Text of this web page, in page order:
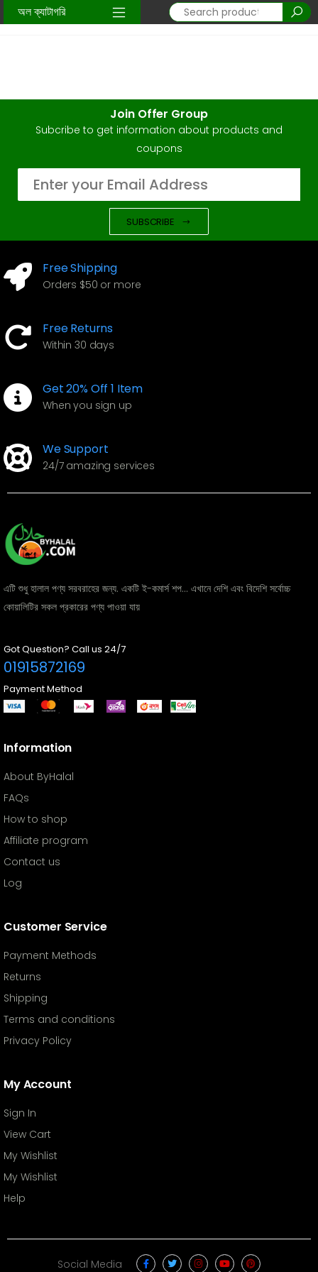
অল ক্যাটাগরি
Home Pages FAQ
Join Offer Group
Subcribe to get information about products and
coupons
SUBSCRIBE
Free Shipping
Orders $50 or more
Free Returns
Within 30 days
Get 20% Off 1 Item
When you sign up
We Support
24/7 amazing services
এটি শুধু হালাল পণ্য সরবরাহের জন্য. একটি ই-কমার্স শপ... এখানে দেশি এবং বিদেশি সর্বোচ্চ
কোয়ালিটির সকল প্রকারের পণ্য পাওয়া যায়
Got Question? Call us 24/7
01915872169
Payment Method
Information
About ByHalal
FAQs
How to shop
Affiliate program
Contact us
Log
Customer Service
Payment Methods
Returns
Shipping
Terms and conditions
Privacy Policy
My Account
Sign In
View Cart
My Wishlist
My Wishlist
Help
Social Media